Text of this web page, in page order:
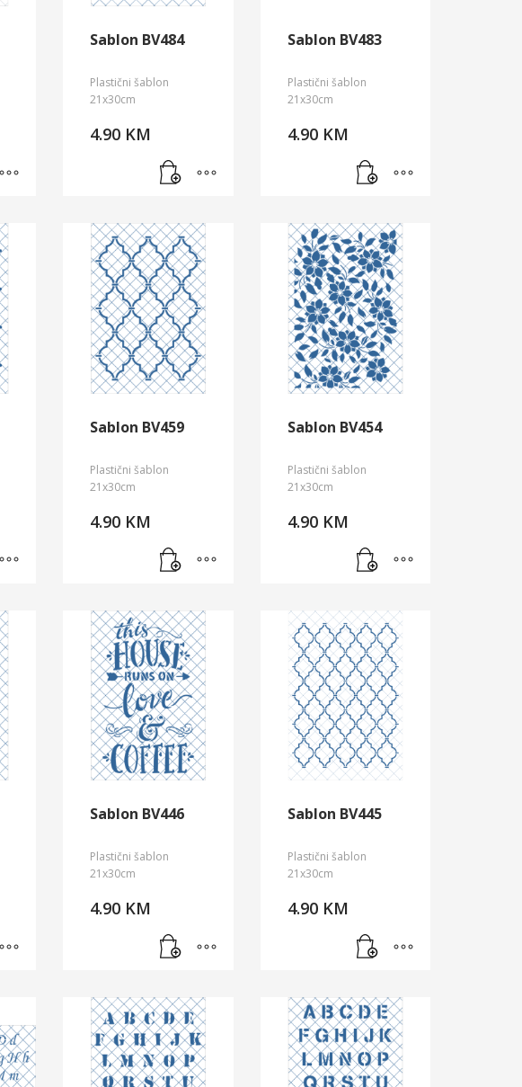
Sablon BV484
Plastični šablon
21x30cm
4.90 KM
Sablon BV483
Plastični šablon
21x30cm
4.90 KM
Sablon BV459
Plastični šablon
21x30cm
4.90 KM
Sablon BV454
Plastični šablon
21x30cm
4.90 KM
Sablon BV446
Plastični šablon
21x30cm
4.90 KM
Sablon BV445
Plastični šablon
21x30cm
4.90 KM